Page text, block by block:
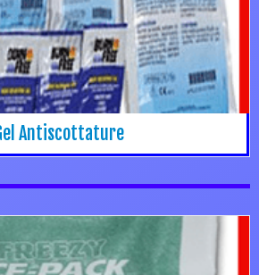
Antiscottature